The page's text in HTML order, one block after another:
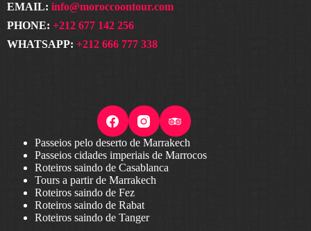
EMAIL: info@moroccoontour.com
PHONE: +212 677 142 256
WHATSAPP: +212 666 777 338
Passeios pelo deserto de Marrakech
Passeios cidades imperiais de Marrocos
Roteiros saindo de Casablanca
Tours a partir de Marrakech
Roteiros saindo de Fez
Roteiros saindo de Rabat
Roteiros saindo de Tanger